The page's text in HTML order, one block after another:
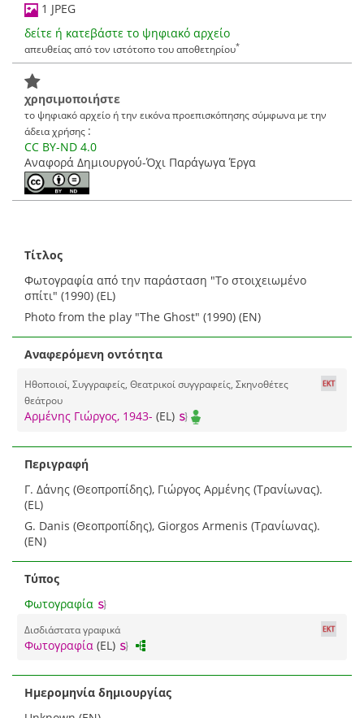
1 JPEG
δείτε ή κατεβάστε το ψηφιακό αρχείο
απευθείας από τον ιστότοπο του αποθετηρίου*
χρησιμοποιήστε
το ψηφιακό αρχείο ή την εικόνα προεπισκόπησης σύμφωνα με την
άδεια χρήσης :
CC BY-ND 4.0
Αναφορά Δημιουργού-Όχι Παράγωγα Έργα
Τίτλος
Φωτογραφία από την παράσταση "Το στοιχειωμένο
σπίτι" (1990) (EL)
Photo from the play "The Ghost" (1990) (EN)
Αναφερόμενη οντότητα
Ηθοποιοί, Συγγραφείς, Θεατρικοί συγγραφείς, Σκηνοθέτες
θεάτρου
Αρμένης Γιώργος, 1943- (EL)
Περιγραφή
Γ. Δάνης (Θεοπροπίδης), Γιώργος Αρμένης (Τρανίωνας).
(EL)
G. Danis (Θεοπροπίδης), Giorgos Armenis (Τρανίωνας).
(EN)
Τύπος
Φωτογραφία
Δισδιάστατα γραφικά
Φωτογραφία (EL)
Ημερομηνία δημιουργίας